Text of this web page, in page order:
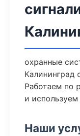
охранные
Калининград
Работаем по
и
Наши